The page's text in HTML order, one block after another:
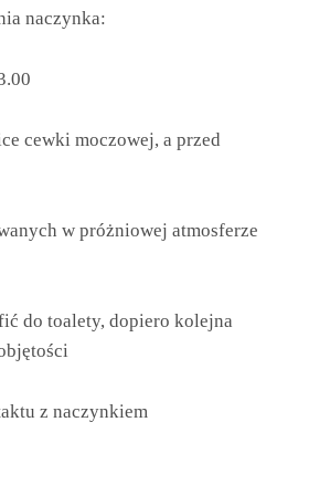
naczynka:
cewki moczowej, a przed
w próżniowej atmosferze
do toalety, dopiero kolejna
z naczynkiem